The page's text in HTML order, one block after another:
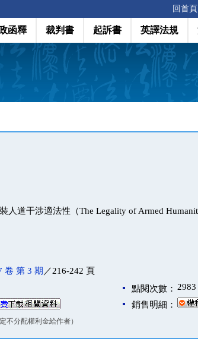
回首頁
函釋 裁判書 起訴書 英譯法規
人道干涉適法性（The Legality of Armed
卷 第 3 期 ／216-242 頁
點閱次數： 2983
銷售明細：
不分配權利金給作者）